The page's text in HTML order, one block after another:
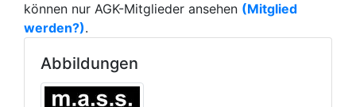
können nur AGK-Mitglieder ansehen (Mitglied
werden?).
Abbildungen